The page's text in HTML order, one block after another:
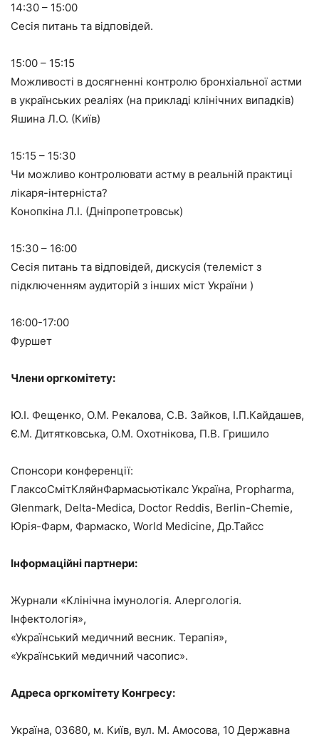
14:30 – 15:00
Сесія питань та відповідей.
15:00 – 15:15
Можливості в досягненні контролю бронхіальної астми
в українських реаліях (на прикладі клінічних випадків)
Яшина Л.О. (Київ)
15:15 – 15:30
Чи можливо контролювати астму в реальній практиці
лікаря-інтерніста?
Конопкіна Л.І. (Дніпропетровськ)
15:30 – 16:00
Сесія питань та відповідей, дискусія (телеміст з
підключенням аудиторій з інших міст України )
16:00-17:00
Фуршет
Члени оргкомітету:
Ю.І. Фещенко, О.М. Рекалова, С.В. Зайков, І.П.Кайдашев,
Є.М. Дитятковська, О.М. Охотнікова, П.В. Гришило
Спонсори конференції:
ГлаксоСмітКляйнФармасьютікалс Україна, Propharma,
Glenmark, Delta-Medica, Doctor Reddis, Berlin-Chemie,
Юрія-Фарм, Фармаско, World Medicine, Др.Тайсс
Інформаційні партнери:
Журнали «Клінічна імунологія. Алергологія.
Інфектологія»,
«Український медичний весник. Терапія»,
«Український медичний часопис».
Адреса оргкомітету Конгресу:
Україна, 03680, м. Київ, вул. М. Амосова, 10 Державна